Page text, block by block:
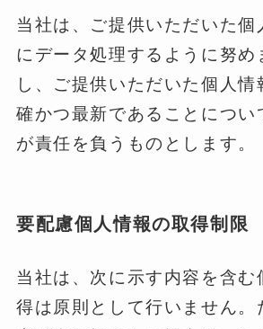
当社は、ご提供いただいた個
にデータ処理するように努め
し、ご提供いただいた個人情
確かつ最新であることについ
が責任を負うものとします。
要配慮個人情報の取得制限
当社は、次に示す内容を含む
得は原則として行いません。